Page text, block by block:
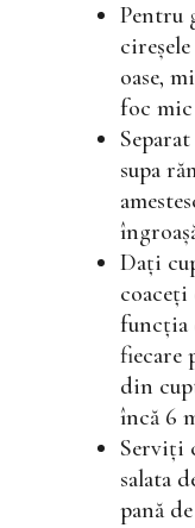
Pentru
oase,
foc
supa
Dați
coaceți
funcția
fiecare
din
încă 6
Serviți
salata
pană